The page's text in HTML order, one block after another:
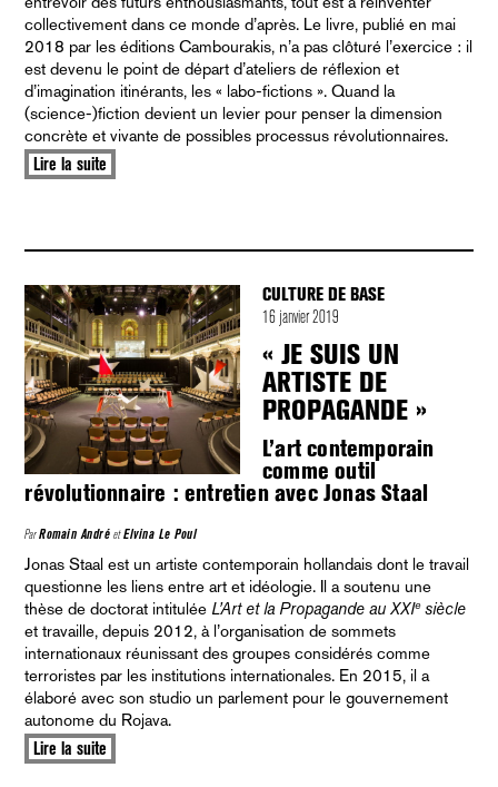
collectivement dans ce monde d’après. Le livre, publié en mai
2018 par les éditions Cambourakis, n’a pas clôturé l’exercice : il
est devenu le point de départ d’ateliers de réflexion et
d’imagination itinérants, les « labo-fictions ». Quand la
(science-)fiction devient un levier pour penser la dimension
concrète et vivante de possibles processus révolutionnaires.
Lire la suite
CULTURE DE BASE
16 janvier 2019
« JE SUIS UN
ARTISTE DE
PROPAGANDE »
L’art contemporain
comme outil
révolutionnaire : entretien avec Jonas Staal
ParRomain André etElvina Le Poul
Jonas Staal est un artiste contemporain hollandais dont le travail
questionne les liens entre art et idéologie. Il a soutenu une
thèse de doctorat intitulée L’Art et la Propagande au XXIesiècle
et travaille, depuis 2012, à l’organisation de sommets
internationaux réunissant des groupes considérés comme
terroristes par les institutions internationales. En 2015, il a
élaboré avec son studio un parlement pour le gouvernement
autonome du Rojava.
Lire la suite